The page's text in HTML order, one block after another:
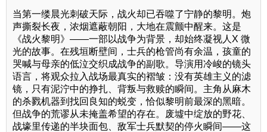
当第一缕晨光刺破天际，战火却已吞噬了宁静的黎明。炮
声撕裂长夜，浓烟遮蔽朝阳，大地在震颤中醒来。这是
《战火黎明》——一部以战争为背景，却始终凝视人X 微
光的故事。在残垣断壁间，士兵的枪管尚有余温，孩童的
哭喊与母亲的低泣交织成战争的副歌。导演用冷峻的镜头
语言，将观众拉入战场最真实的褶皱：没有英雄主义的滤
镜，只有泥泞中的挣扎、背叛与救赎的瞬间。主角从麻木
的杀戮机器到找回良知的蜕变，恰似黎明前最深的黑暗。
但战争的荒谬从未掩盖希望的存在。废墟中绽放的野花、
战壕里传递的半块面包、敌军士兵默契的停火瞬间——这